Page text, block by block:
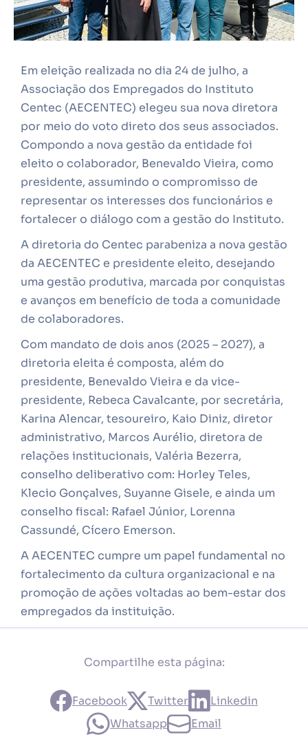
Em eleição realizada no dia 24 de julho, a
Associação dos Empregados do Instituto
Centec (AECENTEC) elegeu sua nova diretora
por meio do voto direto dos seus associados.
Compondo a nova gestão da entidade foi
eleito o colaborador, Benevaldo Vieira, como
presidente, assumindo o compromisso de
representar os interesses dos funcionários e
fortalecer o diálogo com a gestão do Instituto.
A diretoria do Centec parabeniza a nova gestão
da AECENTEC e presidente eleito, desejando
uma gestão produtiva, marcada por conquistas
e avanços em benefício de toda a comunidade
de colaboradores.
Com mandato de dois anos (2025 – 2027), a
diretoria eleita é composta, além do
presidente, Benevaldo Vieira e da vice-
presidente, Rebeca Cavalcante, por secretária,
Karina Alencar, tesoureiro, Kaio Diniz, diretor
administrativo, Marcos Aurélio, diretora de
relações institucionais, Valéria Bezerra,
conselho deliberativo com: Horley Teles,
Klecio Gonçalves, Suyanne Gisele, e ainda um
conselho fiscal: Rafael Júnior, Lorenna
Cassundé, Cícero Emerson.
A AECENTEC cumpre um papel fundamental no
fortalecimento da cultura organizacional e na
promoção de ações voltadas ao bem-estar dos
empregados da instituição.
Compartilhe esta página:
Facebook Twitter
Linkedin
Whatsapp
Email